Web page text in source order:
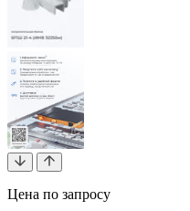
Цена по запросу